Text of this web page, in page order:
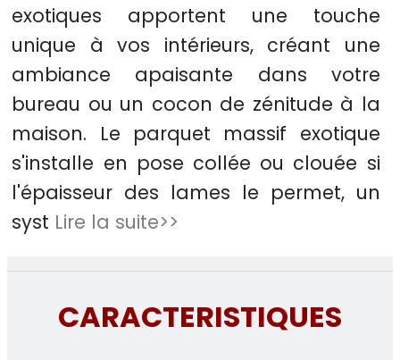
exotiques apportent une touche
unique à vos intérieurs, créant une
ambiance apaisante dans votre
bureau ou un cocon de zénitude à la
maison. Le parquet massif exotique
s'installe en pose collée ou clouée si
l'épaisseur des lames le permet, un
syst Lire la suite>>
CARACTERISTIQUES